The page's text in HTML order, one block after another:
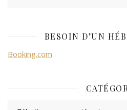
BESOIN D’UN
Booking.com